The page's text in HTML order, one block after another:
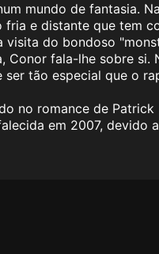
mundo de fantasia.
e distante que tem
visita do bondoso
Conor fala-lhe sobre si.
tão especial que o
no romance de Patrick
em 2007, devido